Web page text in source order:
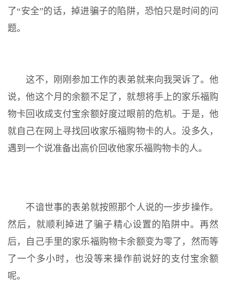
了“安全”的话，掉进骗子的陷阱，恐怕只是时间的问
题。
这不，刚刚参加工作的表弟就来向我哭诉了。他
说，他这个月的余额不足了，就想将手上的家乐福购
物卡回收成支付宝余额好度过眼前的危机。于是，他
就自己在网上寻找回收家乐福购物卡的人。没多久，
遇到一个说准备出高价回收他家乐福购物卡的人。
不谙世事的表弟就按照那个人说的一步步操作。
然后，就顺利掉进了骗子精心设置的陷阱中。再然
后，自己手里的家乐福购物卡余额变为零了，然而等
了一个多小时，也没等来操作前说好的支付宝余额
呢。